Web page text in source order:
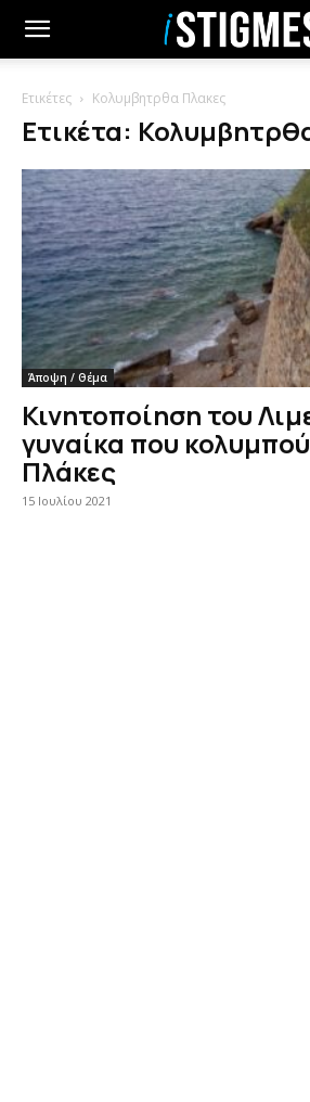
Ετικέτες Κολυμβητρθα Πλακες
Ετικέτα:
Άποψη / Θέμα
Κινητοποίηση του
γυναίκα που
Πλάκες
15 Ιουλίου 2021